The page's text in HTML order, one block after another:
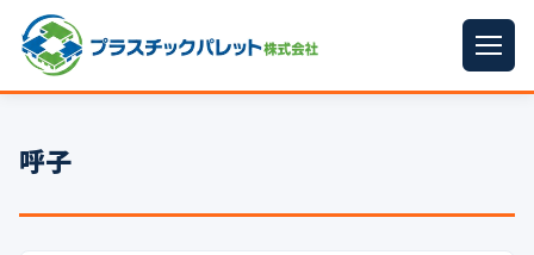
パレットサイズ
プラパレット ▼
呼子